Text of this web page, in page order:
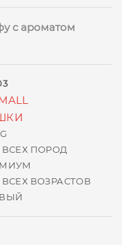
с ароматом
ВСЕХ ПОРОД
ВОЗРАСТОВ